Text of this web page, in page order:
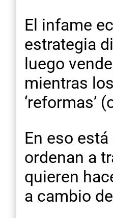
El infame
estrategia
luego
mientras
‘reformas’
En eso
ordenan a
quieren
a cambio